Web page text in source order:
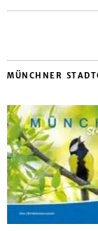
MÜNCHNER